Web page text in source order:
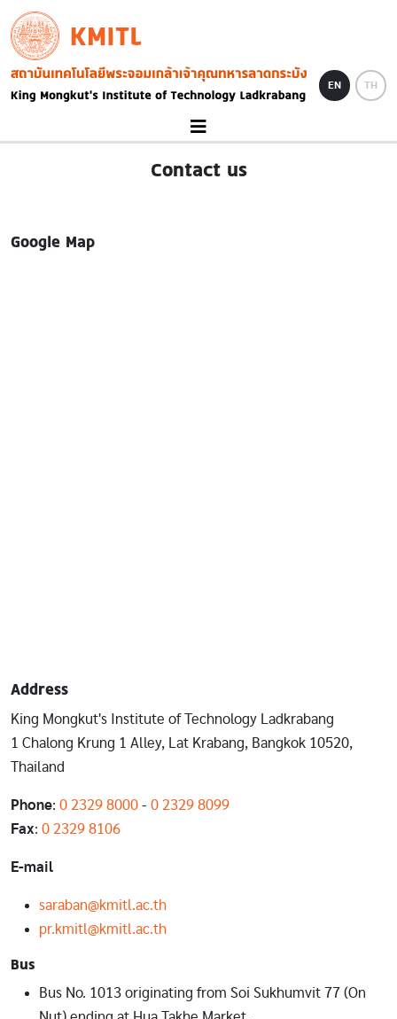
Skip to main content
KMITL
Image
EN TH
Contact us
Google Map
Address
King Mongkut's Institute of Technology Ladkrabang
1 Chalong Krung 1 Alley, Lat Krabang, Bangkok 10520,
Thailand
Phone: 0 2329 8000 - 0 2329 8099
Fax: 0 2329 8106
E-mail
saraban@kmitl.ac.th
pr.kmitl@kmitl.ac.th
Bus
Bus No. 1013 originating from Soi Sukhumvit 77 (On